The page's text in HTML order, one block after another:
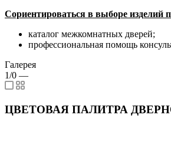
Сориентироваться в выборе изделий
каталог межкомнатных дверей;
профессиональная помощь
Галерея
1/0 —
ЦВЕТОВАЯ ПАЛИТРА